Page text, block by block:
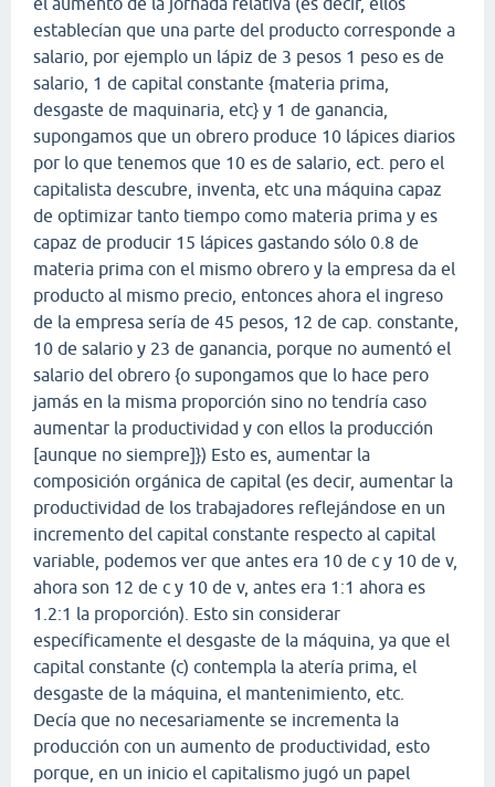
establecían que una parte del producto corresponde a
salario, por ejemplo un lápiz de 3 pesos 1 peso es de
salario, 1 de capital constante {materia prima,
desgaste de maquinaria, etc} y 1 de ganancia,
supongamos que un obrero produce 10 lápices diarios
por lo que tenemos que 10 es de salario, ect. pero el
capitalista descubre, inventa, etc una máquina capaz
de optimizar tanto tiempo como materia prima y es
capaz de producir 15 lápices gastando sólo 0.8 de
materia prima con el mismo obrero y la empresa da el
producto al mismo precio, entonces ahora el ingreso
de la empresa sería de 45 pesos, 12 de cap. constante,
10 de salario y 23 de ganancia, porque no aumentó el
salario del obrero {o supongamos que lo hace pero
jamás en la misma proporción sino no tendría caso
aumentar la productividad y con ellos la producción
[aunque no siempre]}) Esto es, aumentar la
composición orgánica de capital (es decir, aumentar la
productividad de los trabajadores reflejándose en un
incremento del capital constante respecto al capital
variable, podemos ver que antes era 10 de c y 10 de v,
ahora son 12 de c y 10 de v, antes era 1:1 ahora es
1.2:1 la proporción). Esto sin considerar
específicamente el desgaste de la máquina, ya que el
capital constante (c) contempla la atería prima, el
desgaste de la máquina, el mantenimiento, etc.
Decía que no necesariamente se incrementa la
producción con un aumento de productividad, esto
porque, en un inicio el capitalismo jugó un papel